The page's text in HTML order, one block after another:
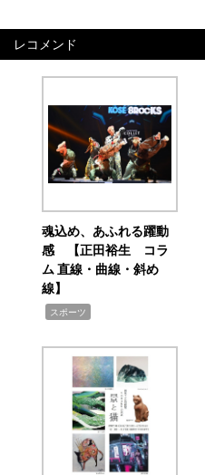
レコメンド
魂込め、あふれる躍動
感 【正田裕生 コラ
ム 直線・曲線・斜め
線】
スポーツ